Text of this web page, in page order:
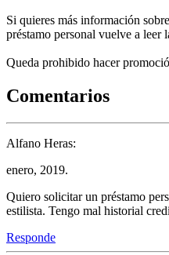
Si quieres más información
préstamo personal vuelve a leer
Queda prohibido hacer
Comentarios
Alfano Heras:
enero, 2019.
Quiero solicitar un préstamo
estilista. Tengo mal historial
Responde